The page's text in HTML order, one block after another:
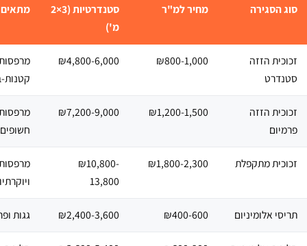
סוג הסגירה מחיר למ"ר
סטנדרטיות (3×2
מ')
זכוכית הזזה
סטנדרט
₪800-1,000
₪4,800-6,000
קטנות-
זכוכית הזזה
פרמיום
₪1,200-1,500
₪7,200-9,000
חשופים
זכוכית מתקפלת ₪1,800-2,300
₪10,800-
13,800
תריסי אלומיניום ₪400-600
₪2,400-3,600 גגות